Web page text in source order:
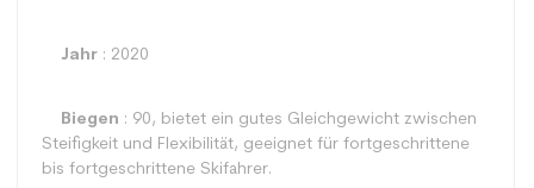
Jahr : 2020
Biegen : 90, bietet ein gutes Gleichgewicht zwischen
Steifigkeit und Flexibilität, geeignet für fortgeschrittene
bis fortgeschrittene Skifahrer.